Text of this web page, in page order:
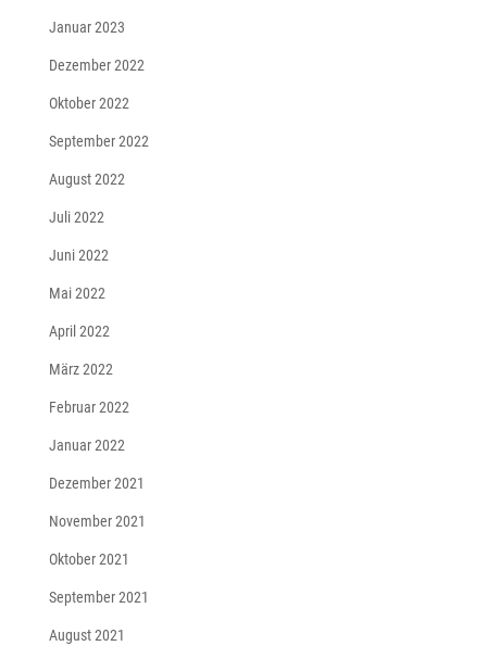
Januar 2023
Dezember 2022
Oktober 2022
September 2022
August 2022
Juli 2022
Juni 2022
Mai 2022
April 2022
März 2022
Februar 2022
Januar 2022
Dezember 2021
November 2021
Oktober 2021
September 2021
August 2021